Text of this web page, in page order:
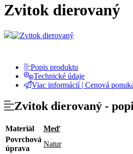
Zvitok dierovaný
Popis produktu
Technické údaje
Viac informácií | Cenová
Zvitok dierovaný -
Materiál
Meď
Povrchová
úprava
Natur